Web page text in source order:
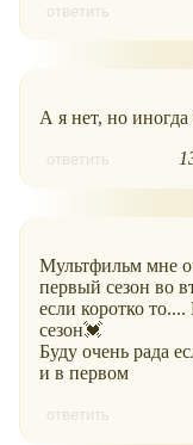
ответить
А я нет, но
ответить
Мультфильм мне
первый сезон во
если коротко
сезон💓
Буду очень рада
и в первом
ответить